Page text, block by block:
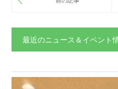
最近のニュース＆イベント